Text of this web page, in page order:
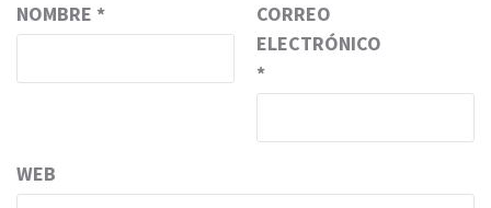
NOMBRE *
CORREO
ELECTRÓNICO
*
WEB